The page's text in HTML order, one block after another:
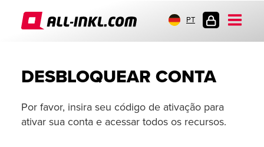
PT
CLIENTE
DESBLOQUEAR CONTA
Por favor, insira seu código de ativação para
ativar sua conta e acessar todos os recursos.